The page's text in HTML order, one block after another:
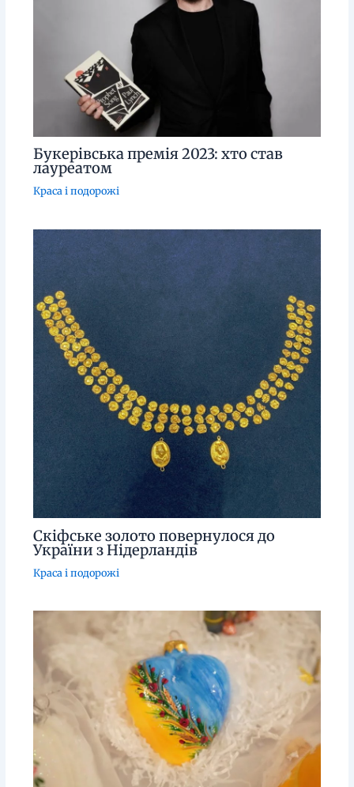
Букерівська премія 2023: хто став
лауреатом
Краса і подорожі
Скіфське золото повернулося до
України з Нідерландів
Краса і подорожі